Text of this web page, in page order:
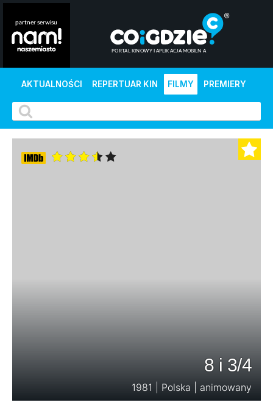
AKTUALNOŚCI REPERTUAR KIN FILMY PREMIERY
8 i 3/4
1981 | Polska | animowany